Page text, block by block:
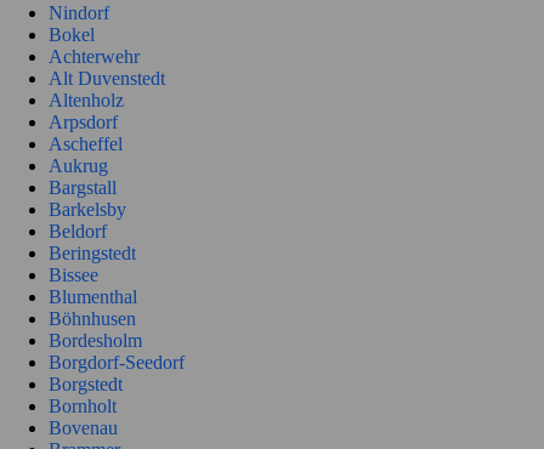
Nindorf
Bokel
Achterwehr
Alt Duvenstedt
Altenholz
Arpsdorf
Ascheffel
Aukrug
Bargstall
Barkelsby
Beldorf
Beringstedt
Bissee
Blumenthal
Böhnhusen
Bordesholm
Borgdorf-Seedorf
Borgstedt
Bornholt
Bovenau